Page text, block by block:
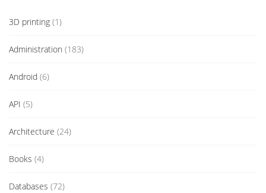
3D printing (1)
Administration (183)
Android (6)
API (5)
Architecture (24)
Books (4)
Databases (72)